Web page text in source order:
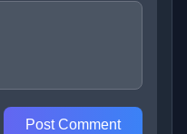
Post Comment